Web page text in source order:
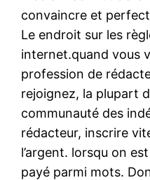
convaincre et
Le endroit sur les
internet.quand vous
profession de
rejoignez, la plupart
communauté des
rédacteur, inscrire
l’argent. lorsqu on
payé parmi mots.